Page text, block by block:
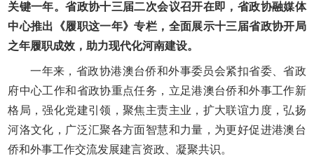
关键一年。省政协十三届二次会议召开在即，省政协融媒体
中心推出《履职这一年》专栏，全面展示十三届省政协开局
之年履职成效，助力现代化河南建设。
一年来，省政协港澳台侨和外事委员会紧扣省委、省政
府中心工作和省政协重点任务，立足港澳台侨和外事工作新
格局，强化党建引领，聚焦主责主业，扩大联谊力度，弘扬
河洛文化，广泛汇聚各方面智慧和力量，为更好促进港澳台
侨和外事工作交流发展建言资政、凝聚共识。